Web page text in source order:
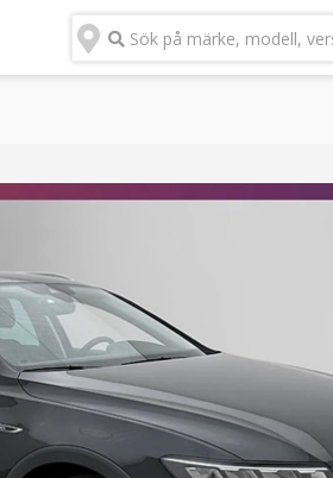
Sök på märke, modell,